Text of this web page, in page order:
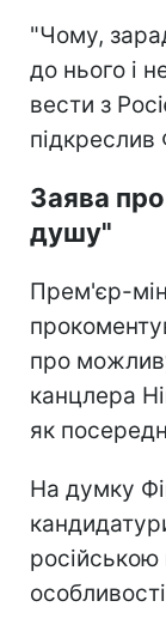
"Чому,
до нього і
вести з
підкреслив
Заява
душу"
Прем'єр-
про
канцлера
як
На думку
російською